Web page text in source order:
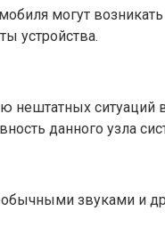
могут
устройства.
ситуаций
данного узла
звуками и